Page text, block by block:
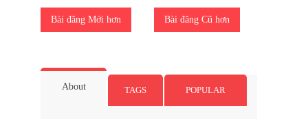
Bài đăng Mới hơn Bài đăng Cũ hơn
About TAGS POPULAR